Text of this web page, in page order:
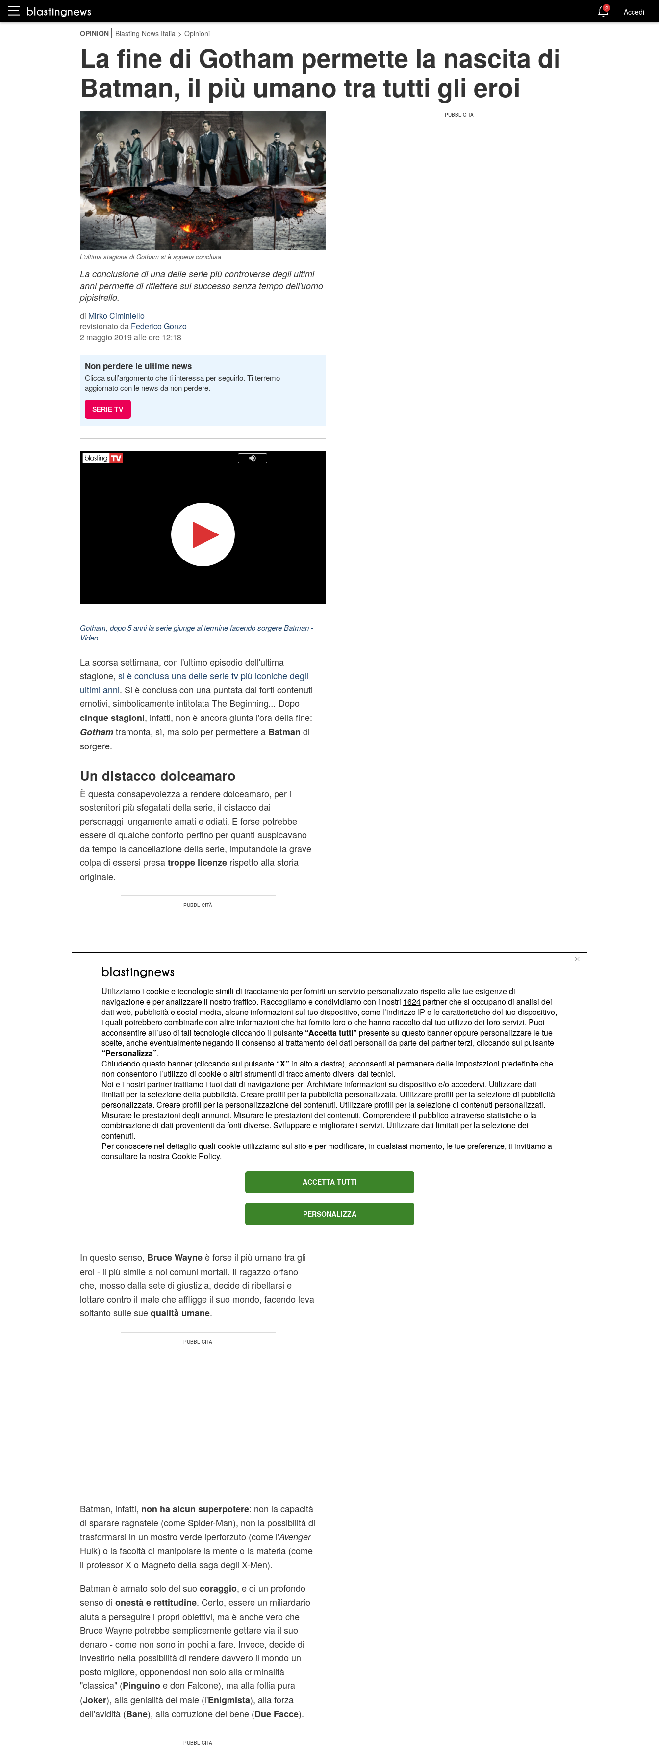
2 Accedi
OPINION Blasting News Italia > Opinioni
La fine di Gotham permette la nascita di
Batman, il più umano tra tutti gli eroi
L'ultima stagione di Gotham si è appena conclusa
La conclusione di una delle serie più controverse degli ultimi
anni permette di riflettere sul successo senza tempo dell'uomo
pipistrello.
di Mirko Ciminiello
revisionato da Federico Gonzo
2 maggio 2019 alle ore 12:18
Non perdere le ultime news
Clicca sull’argomento che ti interessa per seguirlo. Ti terremo
aggiornato con le news da non perdere.
SERIE TV
Gotham, dopo 5 anni la serie giunge al termine facendo sorgere Batman-
Video
La scorsa settimana, con l'ultimo episodio dell'ultima
stagione, si è conclusa una delle serie tv più iconiche degli
ultimi anni. Si è conclusa con una puntata dai forti contenuti
emotivi, simbolicamente intitolata The Beginning... Dopo
cinque stagioni, infatti, non è ancora giunta l'ora della fine:
Gothamtramonta, sì, ma solo per permettere a Batman di
sorgere.
Un distacco dolceamaro
È questa consapevolezza a rendere dolceamaro, per i
sostenitori più sfegatati della serie, il distacco dai
personaggi lungamente amati e odiati. E forse potrebbe
essere di qualche conforto perfino per quanti auspicavano
da tempo la cancellazione della serie, imputandole la grave
colpa di essersi presatroppe licenzerispetto alla storia
originale.
In effetti, Gothamè statauna delleserie tvpiù
controversedegli ultimi anni. È stata amata e odiata,
osannata oppure criticata. E difficilmente ha lasciato
indifferenti. Il che è stato sicuramente uno dei suoi punti di
forza in questa avventura quinquennale.
L'eterno successo del più umano tra
Si potrebbe discutere a lungo sul successo costante e
ininterrotto di supereroi come Batman - di cosa
rappresentano. Forse, soprattutto la comune aspirazione a
In questo senso, Bruce Wayneè forse il più umano tra gli
eroi - il più simile a noi comuni mortali. Il ragazzo orfano
che, mosso dalla sete di giustizia, decide di ribellarsi e
lottare contro il male che affligge il suo mondo, facendo leva
soltanto sulle suequalità umane.
Batman, infatti, non ha alcun superpotere: non la capacità
di sparare ragnatele (come Spider-Man), non la possibilità di
trasformarsi in un mostro verde iperforzuto (come l'Avenger
Hulk) o la facoltà di manipolare la mente o la materia (come
il professor X o Magneto della saga degli X-Men).
Batman è armato solo del suo coraggio, e di un profondo
senso di onestà e rettitudine. Certo, essere un miliardario
aiuta a perseguire i propri obiettivi, ma è anche vero che
Bruce Wayne potrebbe semplicemente gettare via il suo
denaro - come non sono in pochi a fare. Invece, decide di
investirlo nella possibilità di rendere davvero il mondo un
posto migliore, opponendosi non solo alla criminalità
"classica" (Pinguinoe don Falcone), ma alla follia pura
(Joker), alla genialità del male (l'Enigmista), alla forza
dell'avidità (Bane), alla corruzione del bene (Due Facce).
Utilizziamo i cookie e tecnologie simili di tracciamento per fornirti un servizio personalizzato rispetto alle tue esigenze di
navigazione e per analizzare il nostro traffico. Raccogliamo e condividiamo con i nostri 1624partner che si occupano di analisi dei
dati web, pubblicità e social media, alcune informazioni sul tuo dispositivo, come l’indirizzo IP e le caratteristiche del tuo dispositivo,
i quali potrebbero combinarle con altre informazioni che hai fornito loro o che hanno raccolto dal tuo utilizzo dei loro servizi. Puoi
acconsentire all’uso di tali tecnologie cliccando il pulsante “Accetta tutti” presente su questo banner oppure personalizzare le tue
scelte, anche eventualmente negando il consenso al trattamento dei dati personali da parte dei partner terzi, cliccando sul pulsante
“Personalizza”.
Chiudendo questo banner (cliccando sul pulsante “X” in alto a destra), acconsenti al permanere delle impostazioni predefinite che
non consentono l’utilizzo di cookie o altri strumenti di tracciamento diversi dai tecnici.
Noi e i nostri partner trattiamo i tuoi dati di navigazione per: Archiviare informazioni su dispositivo e/o accedervi. Utilizzare dati
limitati per la selezione della pubblicità. Creare profili per la pubblicità personalizzata. Utilizzare profili per la selezione di pubblicità
personalizzata. Creare profili per la personalizzazione dei contenuti. Utilizzare profili per la selezione di contenuti personalizzati.
Misurare le prestazioni degli annunci. Misurare le prestazioni dei contenuti. Comprendere il pubblico attraverso statistiche o la
combinazione di dati provenienti da fonti diverse. Sviluppare e migliorare i servizi. Utilizzare dati limitati per la selezione dei
contenuti.
Per conoscere nel dettaglio quali cookie utilizziamo sul sito e per modificare, in qualsiasi momento, le tue preferenze, ti invitiamo a
consultare la nostraCookie Policy.
ACCETTA TUTTI
PERSONALIZZA